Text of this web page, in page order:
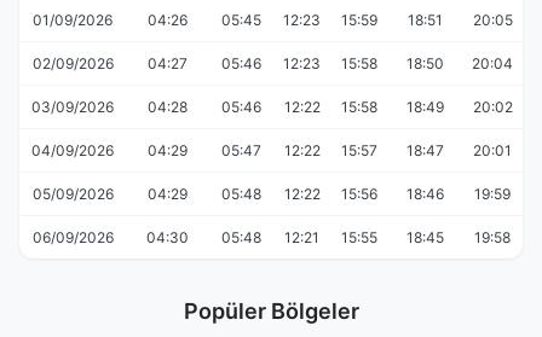
01/09/2026 04:26 05:45 12:23 15:59 18:51 20:05
02/09/2026 04:27 05:46 12:23 15:58 18:50 20:04
03/09/2026 04:28 05:46 12:22 15:58 18:49 20:02
04/09/2026 04:29 05:47 12:22 15:57 18:47 20:01
05/09/2026 04:29 05:48 12:22 15:56 18:46 19:59
06/09/2026 04:30 05:48 12:21 15:55 18:45 19:58
Popüler Bölgeler